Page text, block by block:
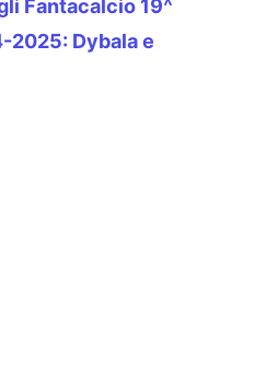
Fantacalcio 19^
2025: Dybala e